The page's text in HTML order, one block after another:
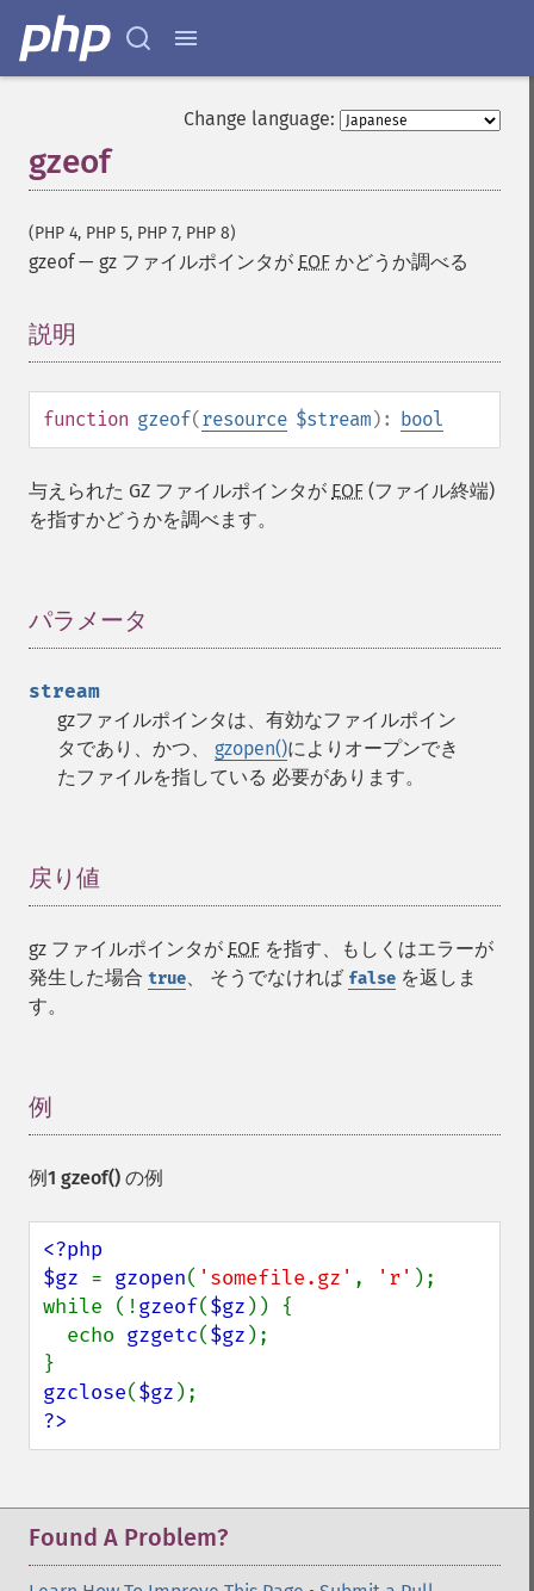
Change language:
gzeof
(PHP 4, PHP 5, PHP 7, PHP 8)
gzeof— gz ファイルポインタが EOF かどうか調べる
説明
function gzeof(resource $stream): bool
与えられた GZ ファイルポインタが EOF (ファイル終端)
を指すかどうかを調べます。
パラメータ
stream
gzファイルポインタは、有効なファイルポイン
タであり、かつ、 gzopen()によりオープンでき
たファイルを指している 必要があります。
戻り値
gz ファイルポインタが EOF を指す、もしくはエラーが
発生した場合 true、 そうでなければ false を返しま
す。
例
例1 gzeof() の例
<?php
$gz = gzopen( 'somefile.gz' , 'r' );
while (!gzeof($gz )) {
  echo
gzgetc($gz );
gzclose($gz
?>
Found A Problem?